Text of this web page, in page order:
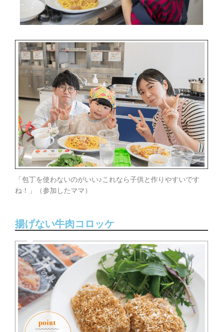
「包丁を使わないのがいい♪これなら子供と作りやすいです
ね！」（参加したママ）
揚げない牛肉コロッケ